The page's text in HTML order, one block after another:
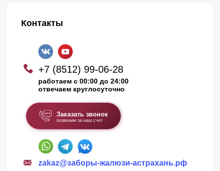
Контакты
+7 (8512) 99-06-28
работаем с 00:00 до 24:00
отвечаем круглосуточно
Заказать звонок
позвоним за наш счет
zakaz@заборы-жалюзи-астрахань.рф